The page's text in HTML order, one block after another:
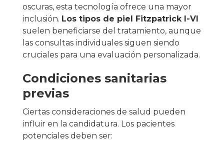
oscuras, esta tecnología ofrece una mayor
inclusión. Los tipos de piel Fitzpatrick I-VI
suelen beneficiarse del tratamiento, aunque
las consultas individuales siguen siendo
cruciales para una evaluación personalizada.
Condiciones sanitarias
previas
Ciertas consideraciones de salud pueden
influir en la candidatura. Los pacientes
potenciales deben ser: